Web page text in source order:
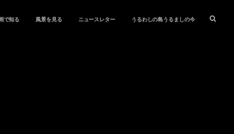
で知る 風景を見る ニュースレター うるわしの島うるましの今